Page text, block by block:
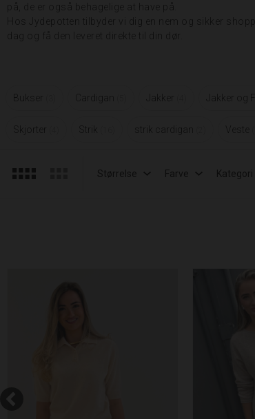
på, de er også behagelige at have på.
Hos Jydepotten tilbyder vi dig en nem og sikker
dag og få den leveret direkte til din dør.
Bukser Cardigan Jakker Jakker og
Skjorter Strik strik cardigan Veste
Størrelse Farve Kategori